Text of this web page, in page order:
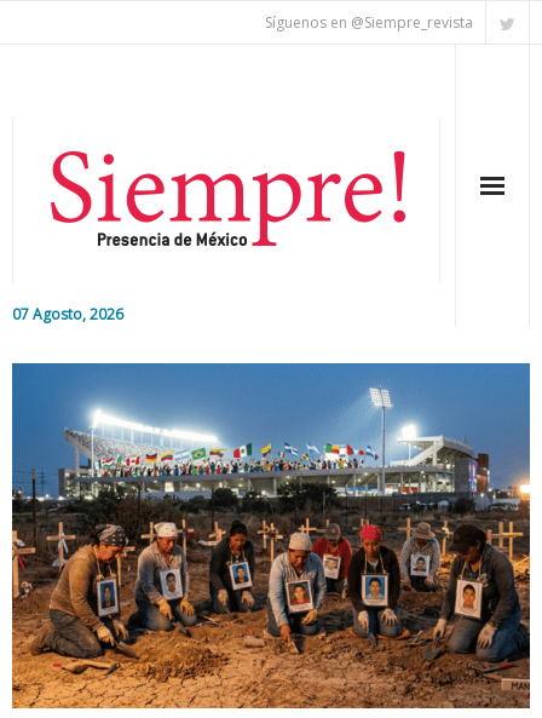
Síguenos en @Siempre_revista
07 Agosto, 2026
Editorial
Nacional
Colaboradores
Internacional
Cultura